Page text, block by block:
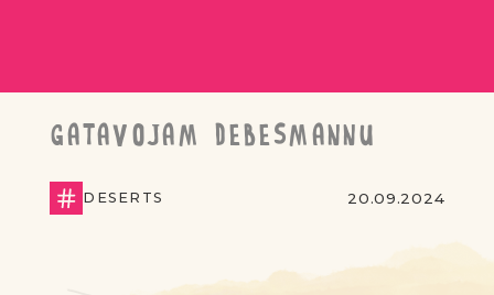
GATAVOJAM DEBESMANNU
DESERTS 20.09.2024